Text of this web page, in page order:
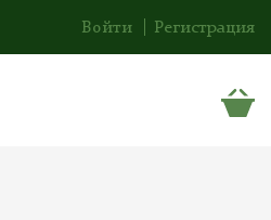
Войти Регистрация